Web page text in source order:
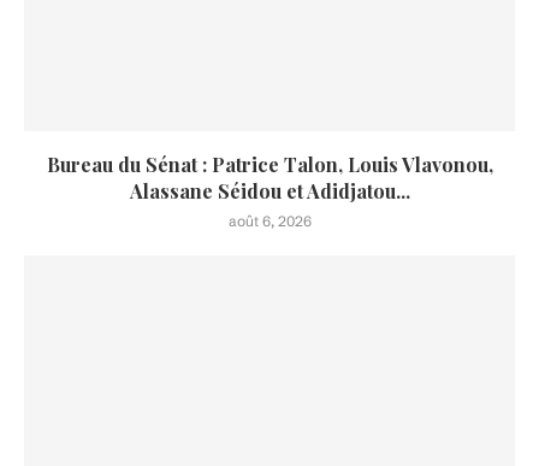
Bureau du Sénat : Patrice Talon, Louis Vlavonou,
Alassane Séidou et Adidjatou...
août 6, 2026